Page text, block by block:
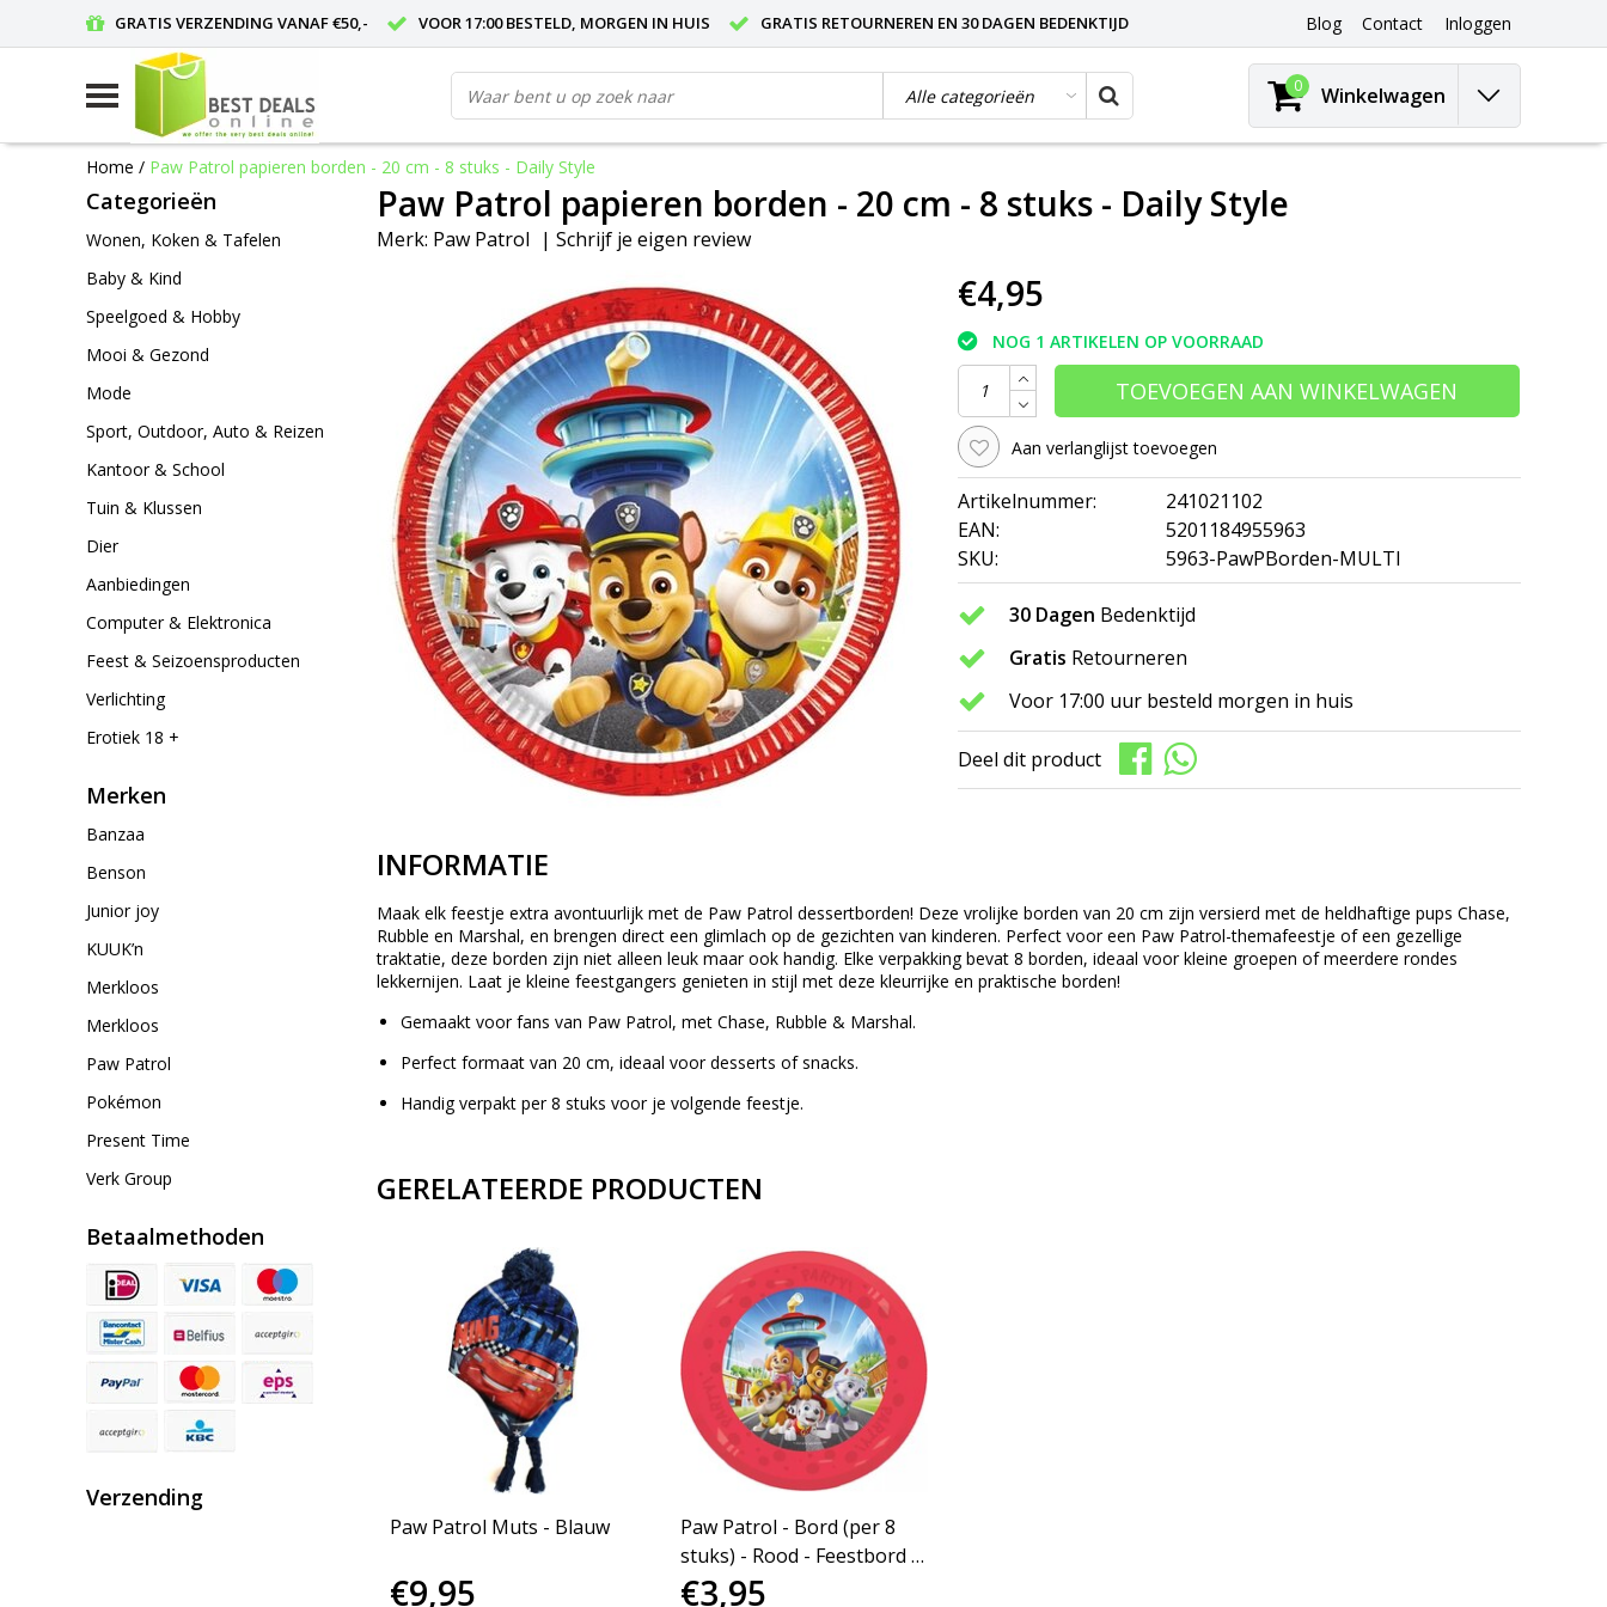
GRATIS VERZENDING VANAF €50,- VOOR 17:00 BESTELD, MORGEN IN HUIS GRATIS RETOURNEREN EN 30 DAGEN BEDENKTIJD Blog Contact Inloggen
0 Winkelwagen
Home / Paw Patrol papieren borden - 20 cm - 8 stuks - Daily Style
Categorieën
Wonen, Koken & Tafelen
Baby & Kind
Speelgoed & Hobby
Mooi & Gezond
Mode
Sport, Outdoor, Auto & Reizen
Kantoor & School
Tuin & Klussen
Dier
Aanbiedingen
Computer & Elektronica
Feest & Seizoensproducten
Verlichting
Erotiek 18 +
Merken
Banzaa
Benson
Junior joy
KUUK’n
Merkloos
Merkloos
Paw Patrol
Pokémon
Present Time
Verk Group
Betaalmethoden
Verzending
Paw Patrol papieren borden - 20 cm - 8 stuks - Daily Style
Merk: Paw Patrol | Schrijf je eigen review
€4,95
NOG 1 ARTIKELEN OP VOORRAAD
TOEVOEGEN AAN WINKELWAGEN
Aan verlanglijst toevoegen
Artikelnummer:
241021102
EAN:
5201184955963
SKU:
5963-PawPBorden-MULTI
30 Dagen Bedenktijd
Gratis Retourneren
Voor 17:00 uur besteld morgen in huis
Deel dit product
INFORMATIE
Maak elk feestje extra avontuurlijk met de Paw Patrol dessertborden! Deze vrolijke borden van 20 cm zijn versierd met de heldhaftige pups Chase,
Rubble en Marshal, en brengen direct een glimlach op de gezichten van kinderen. Perfect voor een Paw Patrol-themafeestje of een gezellige
traktatie, deze borden zijn niet alleen leuk maar ook handig. Elke verpakking bevat 8 borden, ideaal voor kleine groepen of meerdere rondes
lekkernijen. Laat je kleine feestgangers genieten in stijl met deze kleurrijke en praktische borden!
Gemaakt voor fans van Paw Patrol, met Chase, Rubble & Marshal.
Perfect formaat van 20 cm, ideaal voor desserts of snacks.
Handig verpakt per 8 stuks voor je volgende feestje.
GERELATEERDE PRODUCTEN
Paw Patrol Muts - Blauw
€9,95
Paw Patrol - Bord (per 8
stuks) - Rood - Feestbord -
21cm
€3,95